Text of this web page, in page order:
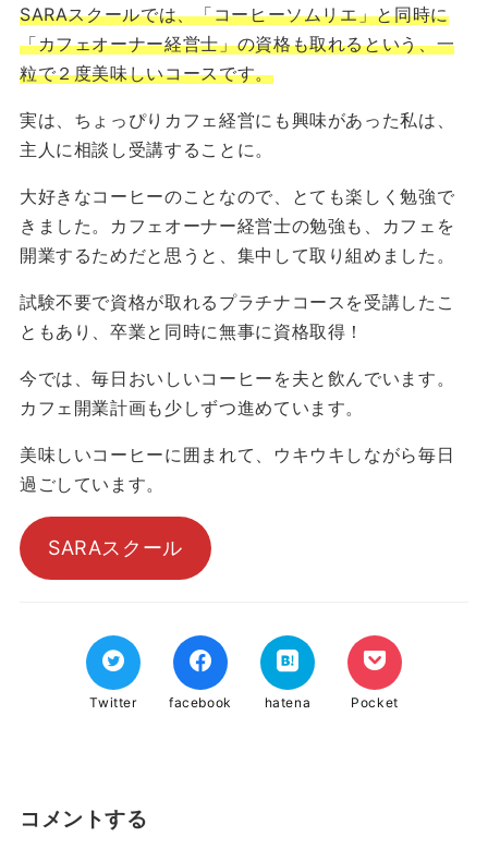
SARAスクールでは、「コーヒーソムリエ」と同時に
「カフェオーナー経営士」の資格も取れるという、一
粒で２度美味しいコースです。
実は、ちょっぴりカフェ経営にも興味があった私は、
主人に相談し受講することに。
大好きなコーヒーのことなので、とても楽しく勉強で
きました。カフェオーナー経営士の勉強も、カフェを
開業するためだと思うと、集中して取り組めました。
試験不要で資格が取れるプラチナコースを受講したこ
ともあり、卒業と同時に無事に資格取得！
今では、毎日おいしいコーヒーを夫と飲んでいます。
カフェ開業計画も少しずつ進めています。
美味しいコーヒーに囲まれて、ウキウキしながら毎日
過ごしています。
SARAスクール
Twitter facebook hatena Pocket
コメントする